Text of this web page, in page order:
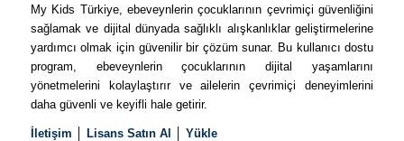
My Kids Türkiye, ebeveynlerin çocuklarının çevrimiçi güvenliğini
sağlamak ve dijital dünyada sağlıklı alışkanlıklar geliştirmelerine
yardımcı olmak için güvenilir bir çözüm sunar. Bu kullanıcı dostu
program, ebeveynlerin çocuklarının dijital yaşamlarını
yönetmelerini kolaylaştırır ve ailelerin çevrimiçi deneyimlerini
daha güvenli ve keyifli hale getirir.
İletişim Lisans Satın Al Yükle